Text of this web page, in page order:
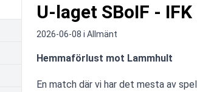
U-laget SBoIF -
2026-06-08 i Allmänt
Hemmaförlust mot Lammhult
En match där vi har det mesta av